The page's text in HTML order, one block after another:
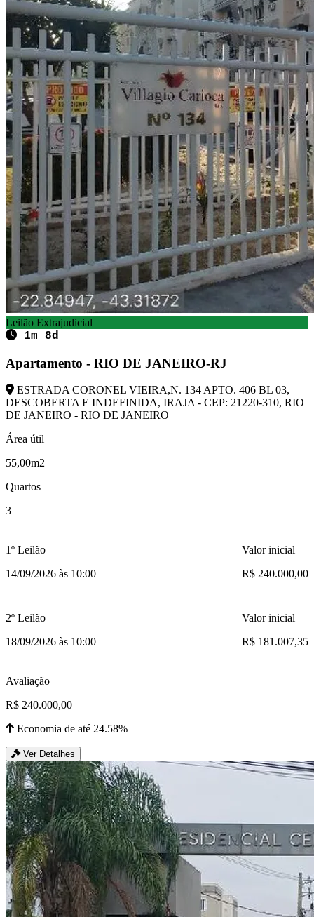
Leilão Extrajudicial
1m 8d
Apartamento - RIO DE JANEIRO-RJ
ESTRADA CORONEL VIEIRA,N. 134 APTO. 406 BL 03,
DESCOBERTA E INDEFINIDA, IRAJA - CEP: 21220-310, RIO
DE JANEIRO - RIO DE JANEIRO
Área útil
55,00m2
Quartos
3
1º Leilão
14/09/2026 às 10:00
Valor inicial
R$ 240.000,00
2º Leilão
18/09/2026 às 10:00
Valor inicial
R$ 181.007,35
Avaliação
R$ 240.000,00
Economia de até 24.58%
Ver Detalhes